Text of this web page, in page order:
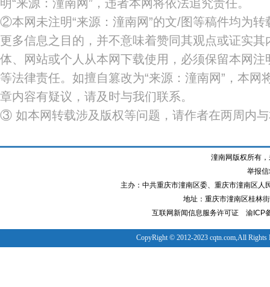
明“来源：潼南网”，违者本网将依法追究责任。
②本网未注明“来源：潼南网”的文/图等稿件均为
更多信息之目的，并不意味着赞同其观点或证实
体、网站或个人从本网下载使用，必须保留本网注
等法律责任。如擅自篡改为“来源：潼南网”，本网
章内容有疑议，请及时与我们联系。
③ 如本网转载涉及版权等问题，请作者在两周内
潼南网版权所有
举报
主办：中共重庆市潼南区委、重庆市潼南区
地址：重庆市潼南区桂林
互联网新闻信息服务许可证
渝ICP
CopyRight © 2012-2023 cqtn.com,All Rights